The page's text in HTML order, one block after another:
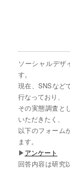
ソーシャルデザ
す。
現在、SNSなど
行なっており、
その実態調査と
いただきたく、
以下のフォーム
ます。
▶︎アンケート
回答内容は研究